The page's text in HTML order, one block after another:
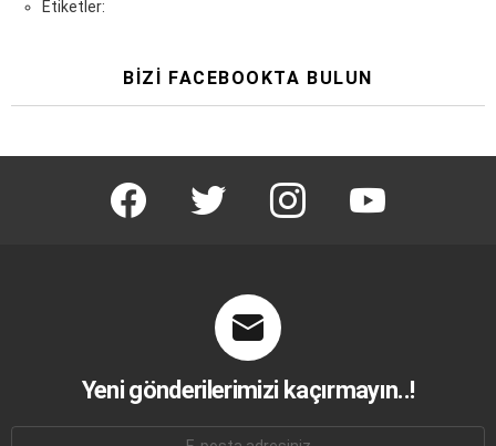
Etiketler:
BIZI FACEBOOKTA BULUN
facebook twitter instagram
Yeni gönderilerimizi kaçırmayın..!